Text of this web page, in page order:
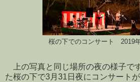
桜の下でのコンサート 2019
上の写真と同じ場所の夜の様子で
た桜の下で3月31日夜にコンサート